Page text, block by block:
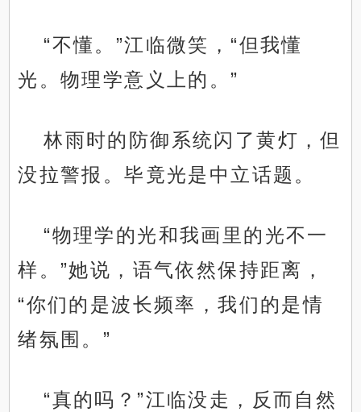
“不懂。”江临微笑，“但我懂
光。物理学意义上的。”
林雨时的防御系统闪了黄灯，但
没拉警报。毕竟光是中立话题。
“物理学的光和我画里的光不一
样。”她说，语气依然保持距离，
“你们的是波长频率，我们的是情
绪氛围。”
“真的吗？”江临没走，反而自然